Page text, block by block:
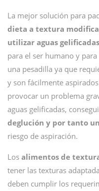
La mejor solución para
dieta a textura
utilizar aguas gelificadas
para el ser humano y
una pesadilla ya que
y son fácilmente
provocar un problema
aguas gelificadas,
deglución y por tanto
riesgo de aspiración.
Los alimentos de
tener las texturas
deben cumplir los